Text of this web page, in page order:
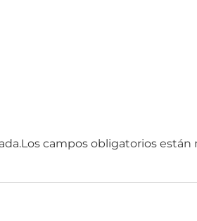
Los campos obligatorios están